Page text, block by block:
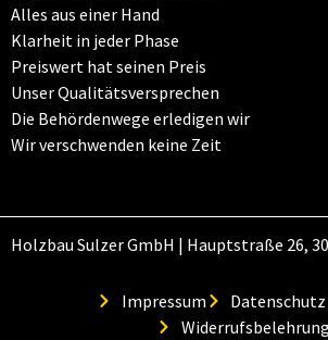
Alles aus einer Hand
Klarheit in jeder Phase
Preiswert hat seinen Preis
Unser Qualitätsversprechen
Die Behördenwege erledigen wir
Wir verschwenden keine Zeit
Holzbau Sulzer GmbH | Hauptstraße 26,
Impressum Datenschutz
Widerrufsbelehrung